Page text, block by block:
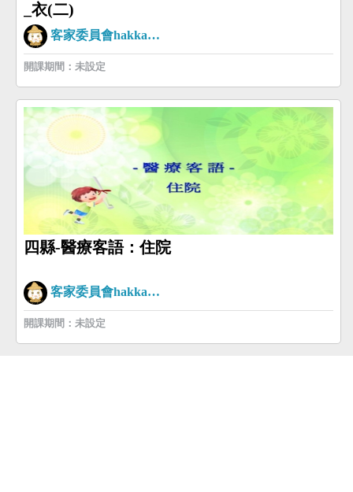
_衣(二)
客家委員會hakkaman
開課期間：未設定
四縣-醫療客語：住院
客家委員會hakkaman
開課期間：未設定